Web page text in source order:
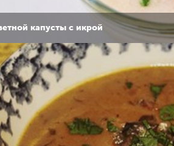
капусты с икрой